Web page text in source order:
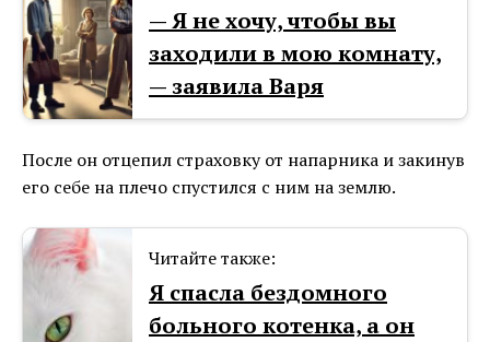
— Я не хочу, чтобы вы
заходили в мою комнату,
— заявила Варя
После он отцепил страховку от напарника и закинув
его себе на плечо спустился с ним на землю.
Читайте также:
Я спасла бездомного
больного котенка, а он